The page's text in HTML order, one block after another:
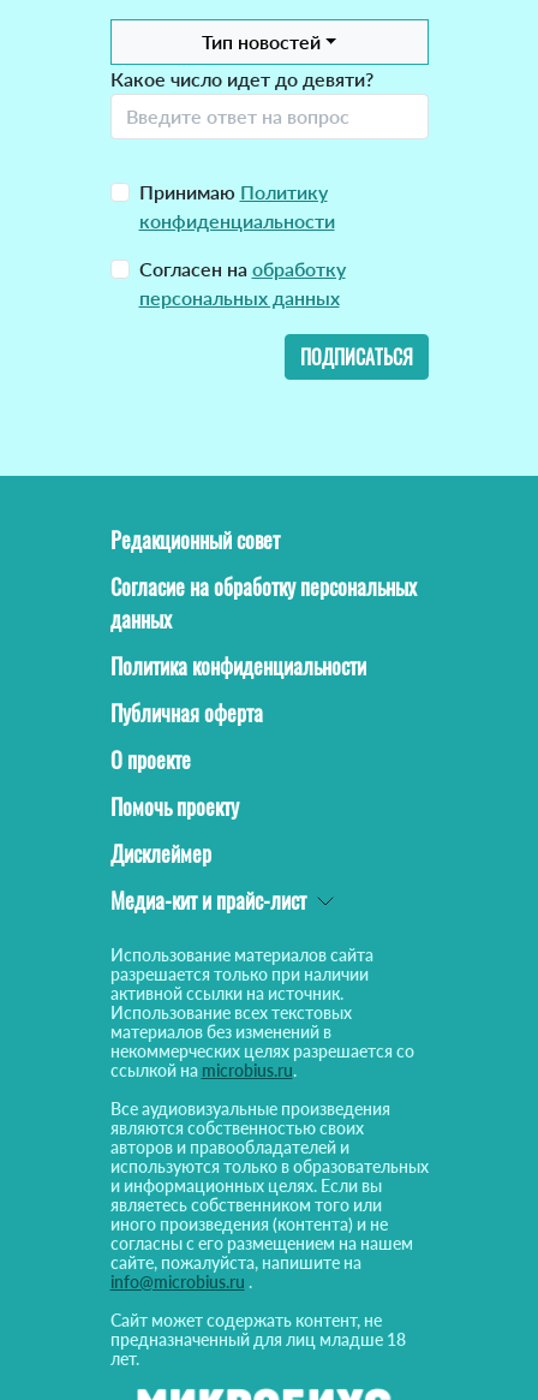
Тип новостей
Какое число идет до девяти?
Принимаю Политику
конфиденциальности
Согласен на обработку
персональных данных
ПОДПИСАТЬСЯ
Редакционный совет
Согласие на обработку персональных
данных
Политика конфиденциальности
Публичная оферта
О проекте
Помочь проекту
Дисклеймер
Медиа-кит и прайс-лист
Использование материалов сайта
разрешается только при наличии
активной ссылки на источник.
Использование всех текстовых
материалов без изменений в
некоммерческих целях разрешается со
ссылкой на microbius.ru.
Все аудиовизуальные произведения
являются собственностью своих
авторов и правообладателей и
используются только в образовательных
и информационных целях. Если вы
являетесь собственником того или
иного произведения (контента) и не
согласны с его размещением на нашем
сайте, пожалуйста, напишите на
info@microbius.ru .
Сайт может содержать контент, не
предназначенный для лиц младше 18
лет.